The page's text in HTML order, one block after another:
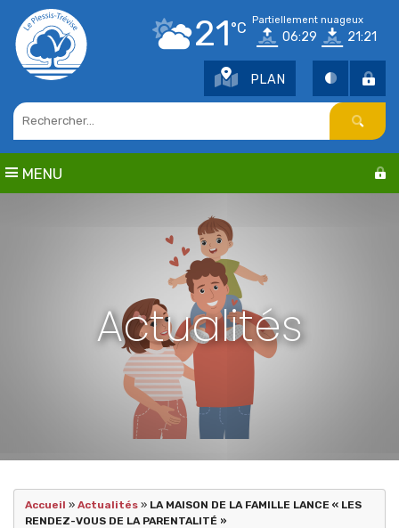
Points d'intérêt
Parcs et jardins
Services publics
Culture
Cimetière / Eglise
Petite enfance
21 °C Partiellement nuageux
06:29 21:21
PLAN
MENU
Actualités
Accueil » Actualités » LA MAISON DE LA FAMILLE LANCE « LES
RENDEZ-VOUS DE LA PARENTALITÉ »